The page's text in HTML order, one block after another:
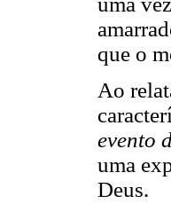
que o
Ao
evento
uma
Deus.